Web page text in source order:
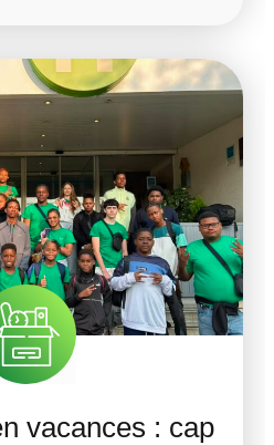
vacances : cap